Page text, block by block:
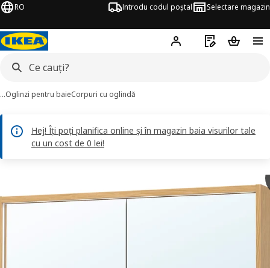
RO Introdu codul poștal Selectare magazin
Hej! Autentifică-te
Listă deCoșul de
…Oglinzi pentru baieCorpuri cu oglindă
Hej! Îți poți planifica online și în magazin baia visurilor tale
cu un cost de 0 lei!